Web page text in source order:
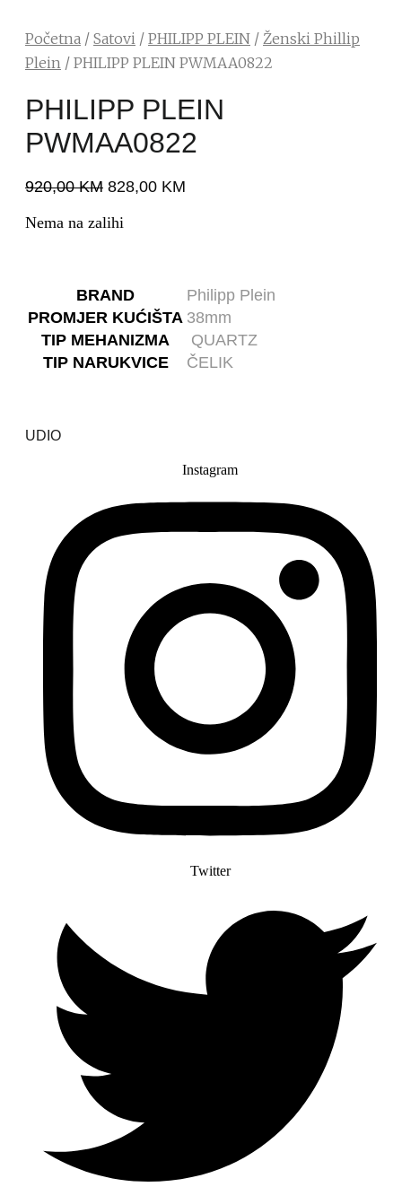
Početna / Satovi / PHILIPP PLEIN / Ženski Phillip
Plein / PHILIPP PLEIN PWMAA0822
PHILIPP PLEIN
PWMAA0822
920,00KM 828,00 KM
Nema na zalihi
BRAND
Philipp Plein
PROMJER KUĆIŠTA 38mm
TIP MEHANIZMA
QUARTZ
TIP NARUKVICE
ČELIK
UDIO
Instagram
Twitter